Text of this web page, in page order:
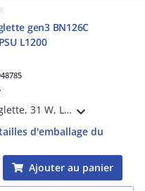
gen3 BN126C
L1200
CoreLine Réglette, 31 W, L1200 mm, 4100 lm, 4000 K, Opale, IP20, TW1-ready, EL-ready
d'emballage du
Ajouter au panier